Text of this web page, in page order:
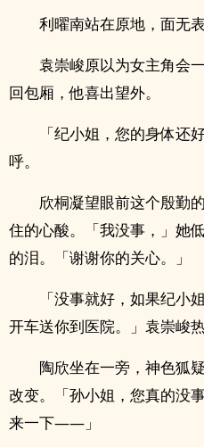
利曜南站在原地，面无表
袁崇峻原以为女主角会
回包厢，他喜出望外。
「纪小姐，您的身体还
呼。
欣桐凝望眼前这个殷勤
住的心酸。「我没事，」她
的泪。「谢谢你的关心。」
「没事就好，如果纪小
开车送你到医院。」袁崇峻热
陶欣坐在一旁，神色狐
改变。「孙小姐，您真的没
来一下——」